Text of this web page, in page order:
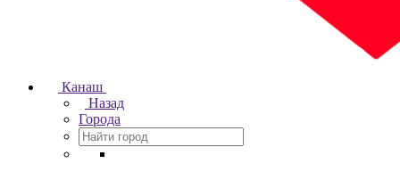
Канаш
Назад
Города